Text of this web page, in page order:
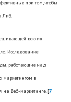
при том, чтобы
Либ.
всю их
Исследование
работающие над
маркетингом в
на Веб-маркетинге.[7